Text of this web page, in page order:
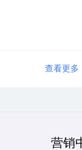
查看更多
营销